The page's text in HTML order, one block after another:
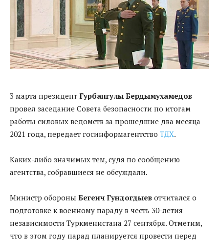
3 марта президент Гурбангулы Бердымухамедов
провел заседание Совета безопасности по итогам
работы силовых ведомств за прошедшие два месяца
2021 года, передает госинформагентство ТДХ.
Каких-либо значимых тем, судя по сообщению
агентства, собравшиеся не обсуждали.
Министр обороны Бегенч Гундогдыев отчитался о
подготовке к военному параду в честь 30-летия
независимости Туркменистана 27 сентября. Отметим,
что в этом году парад планируется провести перед